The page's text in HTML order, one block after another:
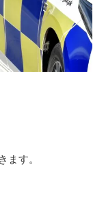
ます。